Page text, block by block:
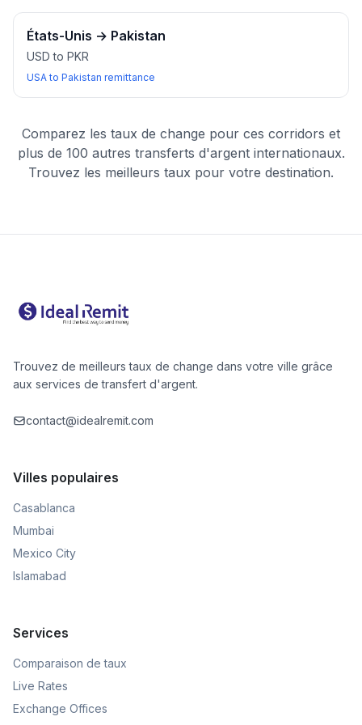
États-Unis → Pakistan
USD to PKR
USA to Pakistan remittance
Comparez les taux de change pour ces corridors et
plus de 100 autres transferts d'argent internationaux.
Trouvez les meilleurs taux pour votre destination.
Trouvez de meilleurs taux de change dans votre ville grâce
aux services de transfert d'argent.
contact@idealremit.com
Villes populaires
Casablanca
Mumbai
Mexico City
Islamabad
Services
Comparaison de taux
Live Rates
Exchange Offices